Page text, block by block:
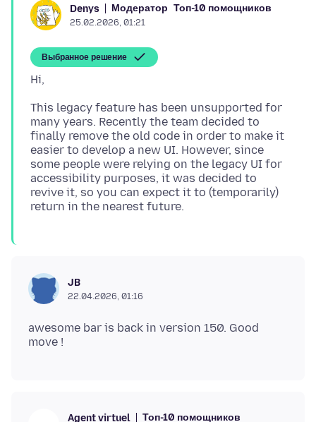
Denys Модератор Топ-10 помощников
25.02.2026, 01:21
Выбранное решение
This legacy feature has been unsupported for
many years. Recently the team decided to
finally remove the old code in order to make it
easier to develop a new UI. However, since
some people were relying on the legacy UI for
accessibility purposes, it was decided to
revive it, so you can expect it to (temporarily)
JB
22.04.2026, 01:16
awesome bar is back in version 150. Good
Agent virtuel Топ-10 помощников